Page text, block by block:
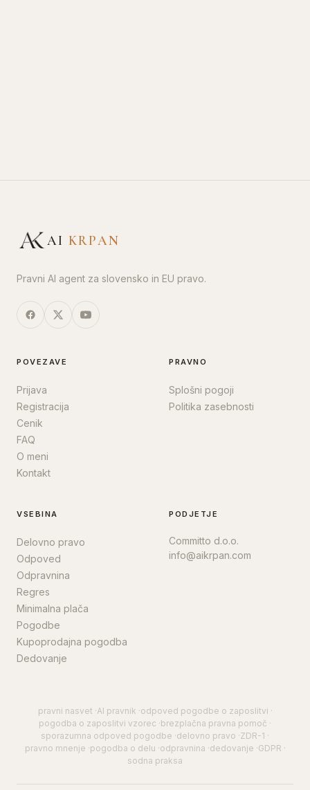
AI KRPAN
Pravni AI agent za slovensko in EU pravo.
POVEZAVE
Prijava
Registracija
Cenik
FAQ
O meni
Kontakt
PRAVNO
Splošni pogoji
Politika zasebnosti
VSEBINA
Delovno pravo
Odpoved
Odpravnina
Regres
Minimalna plača
Pogodbe
Kupoprodajna pogodba
Dedovanje
PODJETJE
Committo d.o.o.
info@aikrpan.com
pravni nasvet ·AI pravnik ·odpoved pogodbe o zaposlitvi ·
pogodba o zaposlitvi vzorec ·brezplačna pravna pomoč ·
sporazumna odpoved pogodbe ·delovno pravo ·ZDR-1 ·
pravno mnenje ·pogodba o delu ·odpravnina ·dedovanje ·GDPR ·
sodna praksa